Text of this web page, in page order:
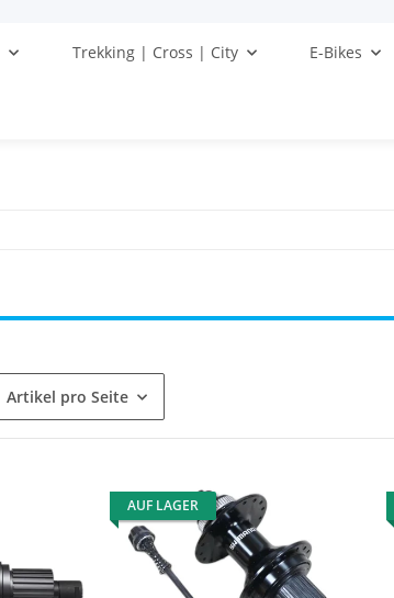
Trekking | Cross | City E-Bikes
Artikel pro Seite
AUF LAGER